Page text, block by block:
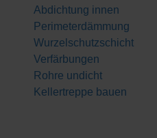
Abdichtung innen
Perimeterdämmung
Wurzelschutzschicht
Verfärbungen
Rohre undicht
Kellertreppe bauen